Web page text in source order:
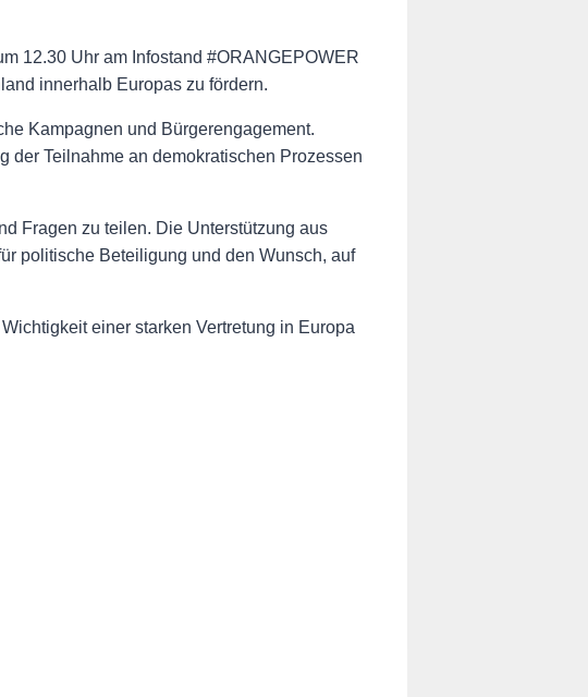
12.30 Uhr am Infostand #ORANGEPOWER
innerhalb Europas zu fördern.
Kampagnen und Bürgerengagement.
der Teilnahme an demokratischen Prozessen
Fragen zu teilen. Die Unterstützung aus
politische Beteiligung und den Wunsch, auf
einer starken Vertretung in Europa